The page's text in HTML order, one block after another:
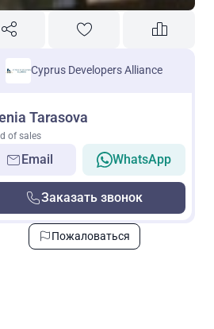
Cyprus Developers Alliance
Tarasova
of sales
Email WhatsApp
Заказать звонок
Пожаловаться